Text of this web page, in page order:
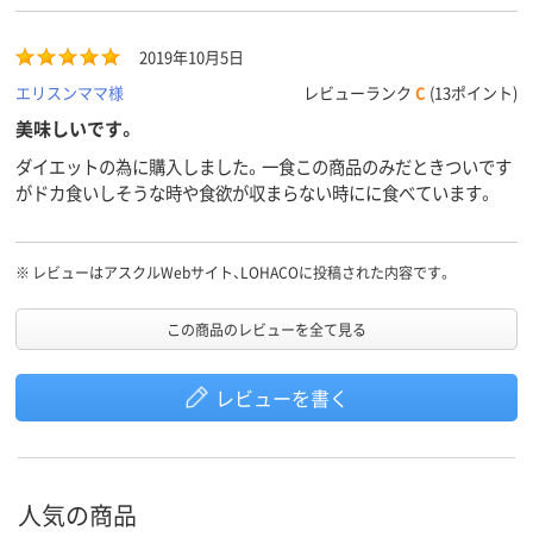
2019年10月5日
エリスンママ様
レビューランク C (13ポイント)
美味しいです。
ダイエットの為に購入しました。一食この商品のみだときついです
がドカ食いしそうな時や食欲が収まらない時にに食べています。
※ レビューはアスクルWebサイト、LOHACOに投稿された内容です。
この商品のレビューを全て見る
レビューを書く
人気の商品